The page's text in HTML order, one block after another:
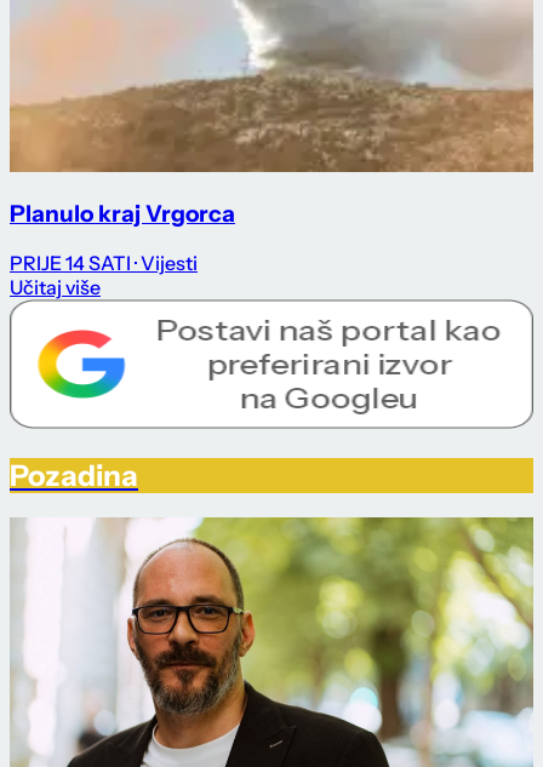
Planulo kraj Vrgorca
PRIJE 14 SATI · Vijesti
Učitaj više
Pozadina